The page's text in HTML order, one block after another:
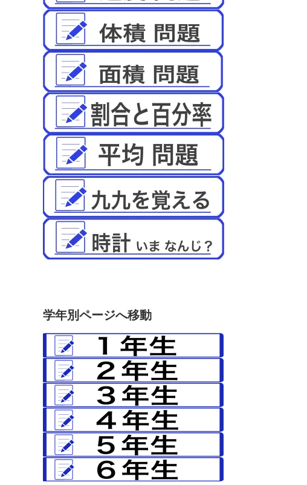
学年別ページへ移動